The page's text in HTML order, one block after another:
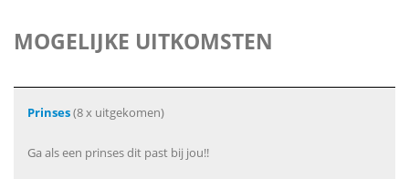
MOGELIJKE UITKOMSTEN
Prinses(8 x uitgekomen)
Ga als een prinses dit past bij jou!!